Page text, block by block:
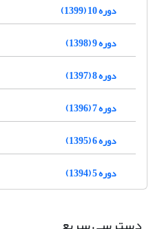
دوره 10 (1399)
دوره 9 (1398)
دوره 8 (1397)
دوره 7 (1396)
دوره 6 (1395)
دوره 5 (1394)